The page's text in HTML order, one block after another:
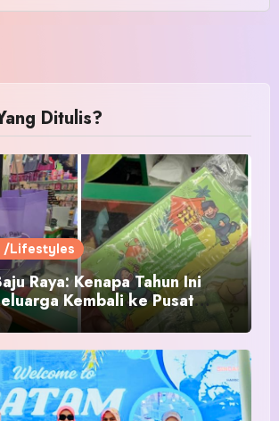
Ditulis?
/Lifestyles
Raya: Kenapa Tahun Ini
Kembali ke Pusat
Hari?